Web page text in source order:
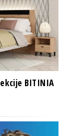
BITINIA